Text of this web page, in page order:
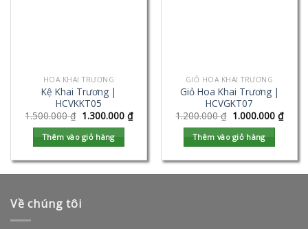
HOA KHAI TRƯƠNG
Kệ Khai Trương |
HCVKKT05
1.500.000₫ 1.300.000 ₫
Thêm vào giỏ hàng
GIỎ HOA KHAI TRƯƠNG
Giỏ Hoa Khai Trương |
HCVGKT07
1.200.000₫ 1.000.000 ₫
Thêm vào giỏ hàng
Về chúng tôi